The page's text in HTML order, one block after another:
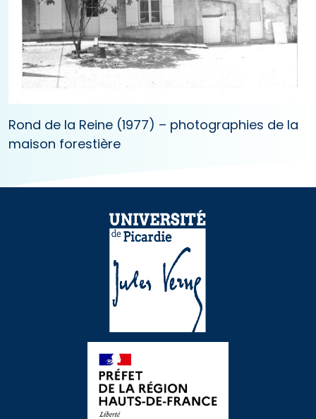
Rond de la Reine (1977) – photographies de la
maison forestière